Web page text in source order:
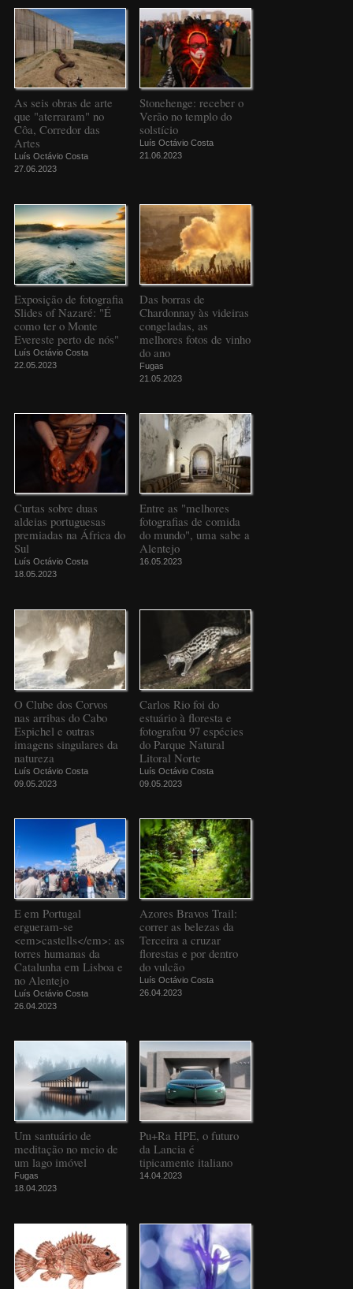
As seis obras de arte
que "aterraram" no
Côa, Corredor das
Artes
Luís Octávio Costa
27.06.2023
Stonehenge: receber o
Verão no templo do
solstício
Luís Octávio Costa
21.06.2023
Exposição de fotografia
Slides of Nazaré: "É
como ter o Monte
Evereste perto de nós"
Luís Octávio Costa
22.05.2023
Das borras de
Chardonnay às videiras
congeladas, as
melhores fotos de vinho
do ano
Fugas
21.05.2023
Curtas sobre duas
aldeias portuguesas
premiadas na África do
Sul
Luís Octávio Costa
18.05.2023
Entre as "melhores
fotografias de comida
do mundo", uma sabe a
Alentejo
16.05.2023
O Clube dos Corvos
nas arribas do Cabo
Espichel e outras
imagens singulares da
natureza
Luís Octávio Costa
09.05.2023
Carlos Rio foi do
estuário à floresta e
fotografou 97 espécies
do Parque Natural
Litoral Norte
Luís Octávio Costa
09.05.2023
E em Portugal
ergueram-se
<em>castells</em>: as
torres humanas da
Catalunha em Lisboa e
no Alentejo
Luís Octávio Costa
26.04.2023
Azores Bravos Trail:
correr as belezas da
Terceira a cruzar
florestas e por dentro
do vulcão
Luís Octávio Costa
26.04.2023
Um santuário de
meditação no meio de
um lago imóvel
Fugas
18.04.2023
Pu+Ra HPE, o futuro
da Lancia é
tipicamente italiano
14.04.2023